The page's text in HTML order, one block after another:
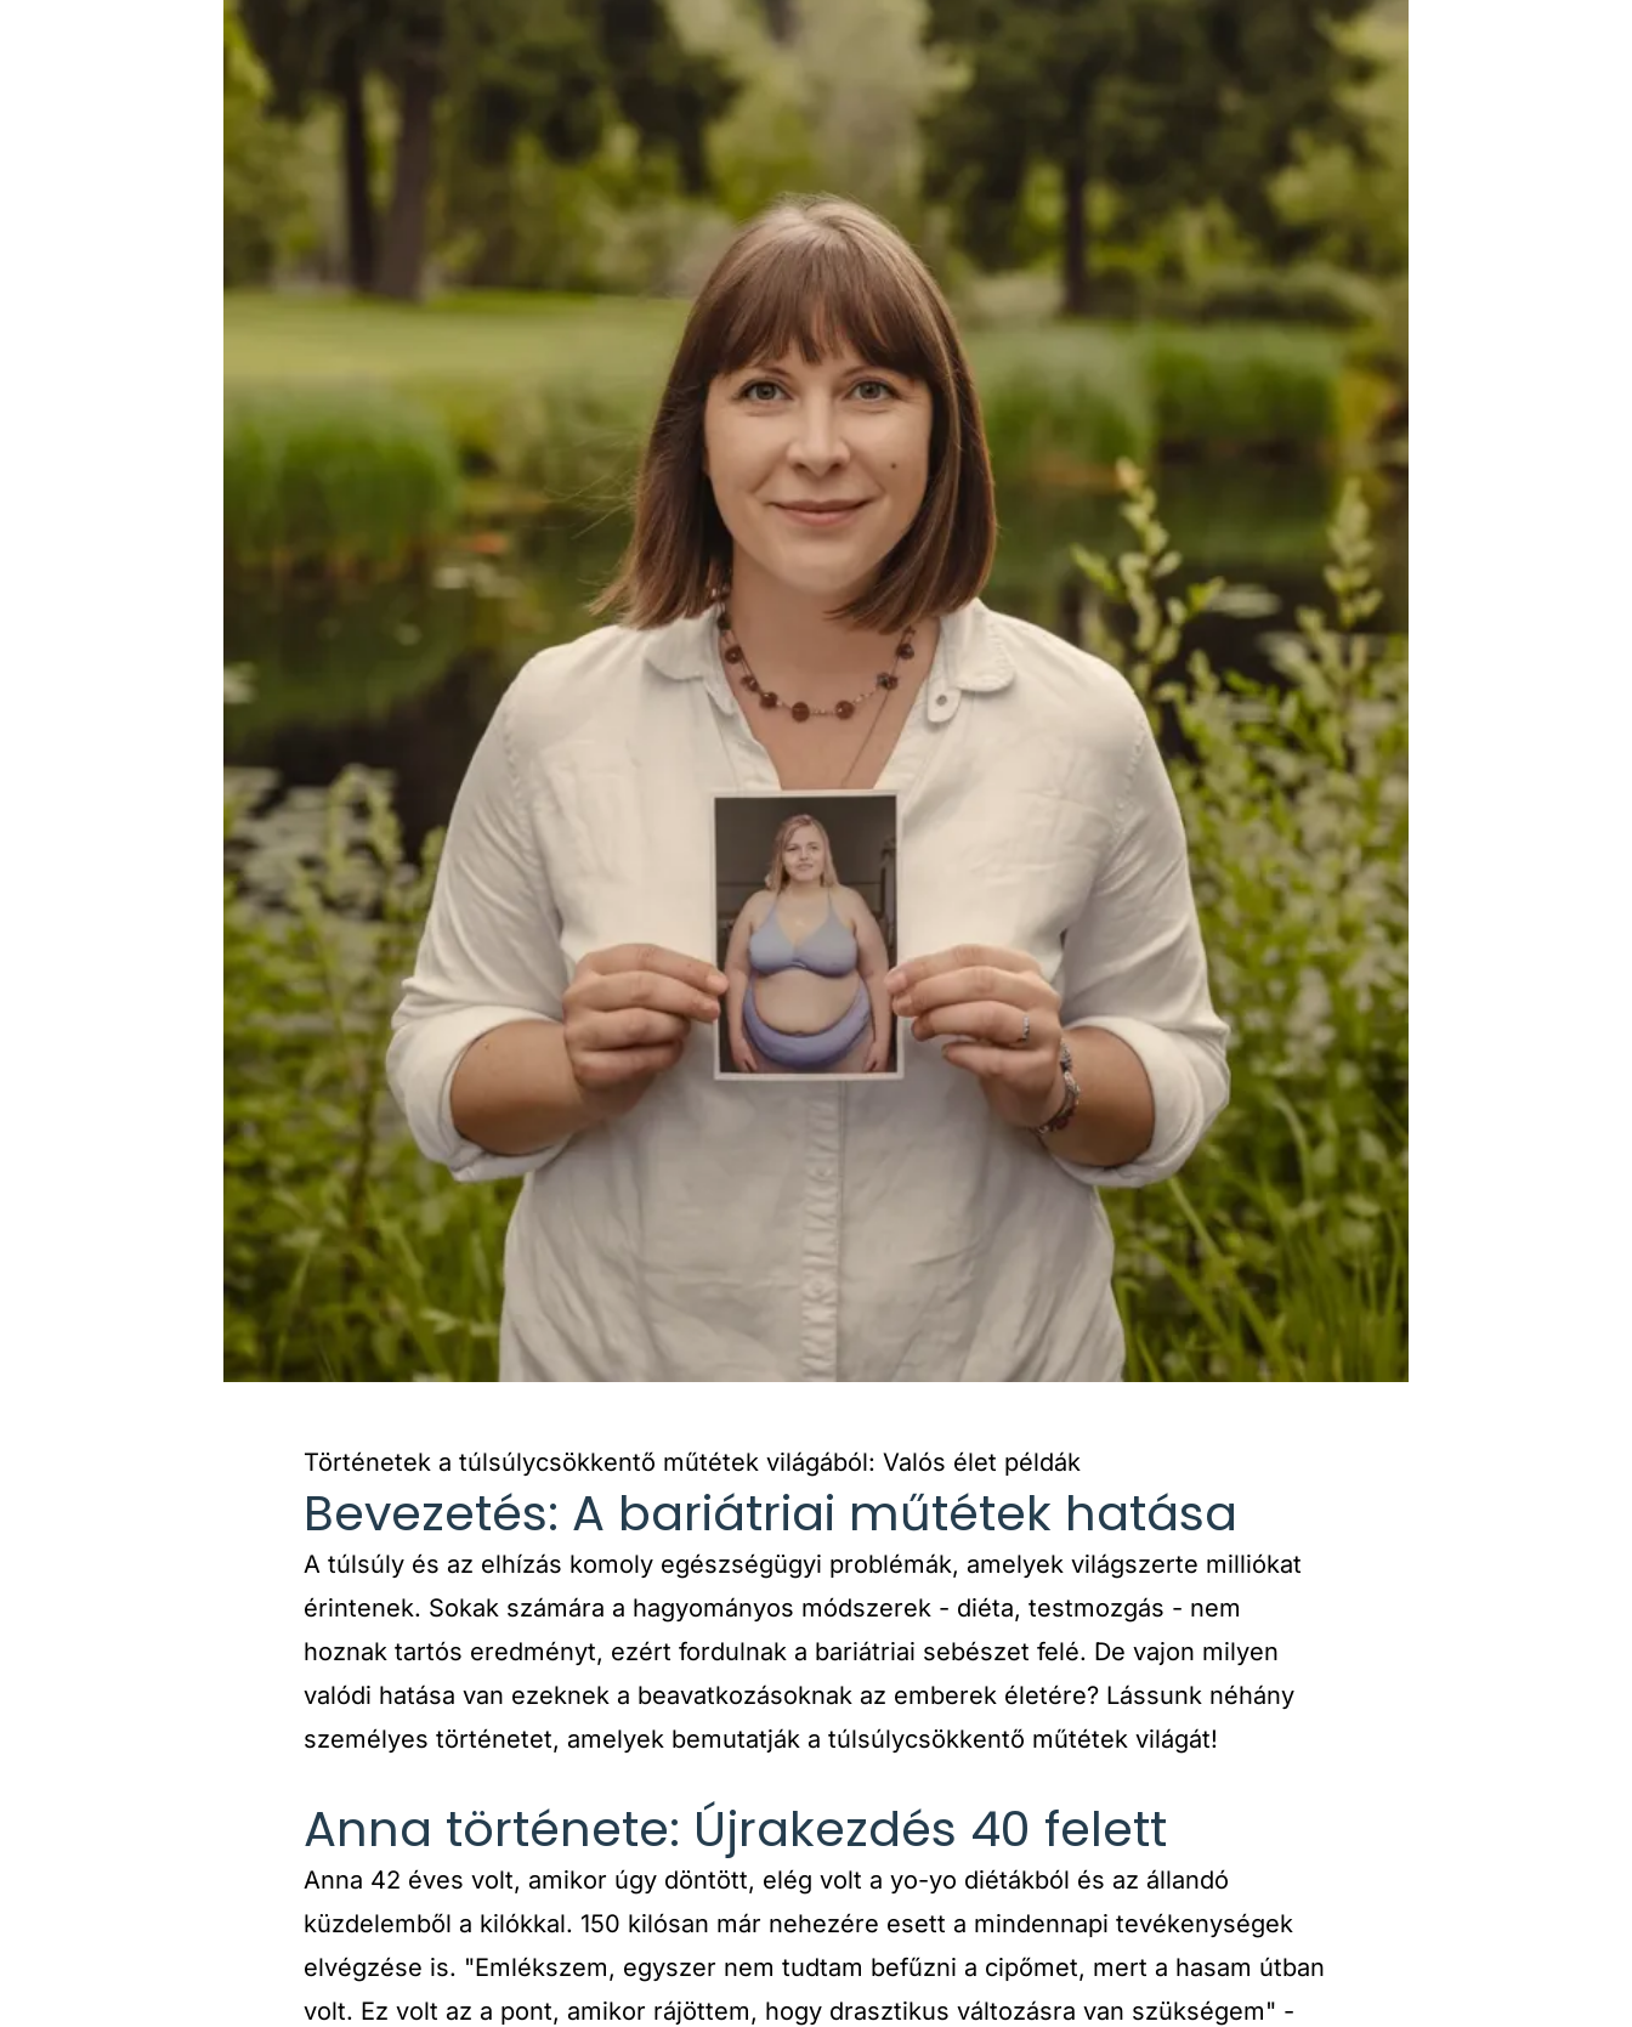
Történetek a túlsúlycsökkentő műtétek világából: Valós élet példák
Bevezetés: A bariátriai műtétek hatása
A túlsúly és az elhízás komoly egészségügyi problémák, amelyek világszerte milliókat
érintenek. Sokak számára a hagyományos módszerek - diéta, testmozgás - nem
hoznak tartós eredményt, ezért fordulnak a bariátriai sebészet felé. De vajon milyen
valódi hatása van ezeknek a beavatkozásoknak az emberek életére? Lássunk néhány
személyes történetet, amelyek bemutatják a túlsúlycsökkentő műtétek világát!
Anna története: Újrakezdés 40 felett
Anna 42 éves volt, amikor úgy döntött, elég volt a yo-yo diétákból és az állandó
küzdelemből a kilókkal. 150 kilósan már nehezére esett a mindennapi tevékenységek
elvégzése is. "Emlékszem, egyszer nem tudtam befűzni a cipőmet, mert a hasam útban
volt. Ez volt az a pont, amikor rájöttem, hogy drasztikus változásra van szükségem" -